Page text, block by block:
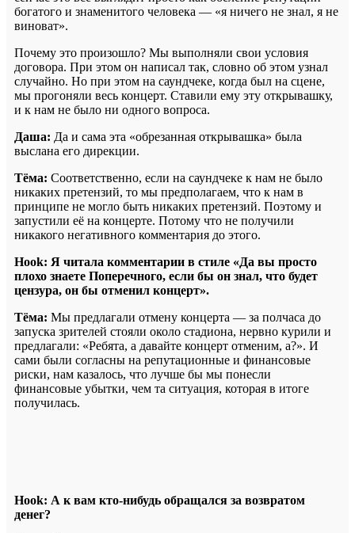
богатого и знаменитого человека — «я ничего не знал, я не
виноват».
Почему это произошло? Мы выполняли свои условия
договора. При этом он написал так, словно об этом узнал
случайно. Но при этом на саундчеке, когда был на сцене,
мы прогоняли весь концерт. Ставили ему эту открывашку,
и к нам не было ни одного вопроса.
Даша: Да и сама эта «обрезанная открывашка» была
выслана его дирекции.
Тёма: Соответственно, если на саундчеке к нам не было
никаких претензий, то мы предполагаем, что к нам в
принципе не могло быть никаких претензий. Поэтому и
запустили её на концерте. Потому что не получили
никакого негативного комментария до этого.
Hook: Я читала комментарии в стиле «Да вы просто
плохо знаете Поперечного, если бы он знал, что будет
цензура, он бы отменил концерт».
Тёма: Мы предлагали отмену концерта — за полчаса до
запуска зрителей стояли около стадиона, нервно курили и
предлагали: «Ребята, а давайте концерт отменим, а?». И
сами были согласны на репутационные и финансовые
риски, нам казалось, что лучше бы мы понесли
финансовые убытки, чем та ситуация, которая в итоге
получилась.
Hook: А к вам кто-нибудь обращался за возвратом
денег?